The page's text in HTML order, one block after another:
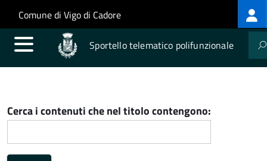
Salta al contenuto principale
Skip to site navigation
Comune di Vigo di Cadore
Sportello telematico polifunzionale
Cerca i contenuti che nel titolo contengono: